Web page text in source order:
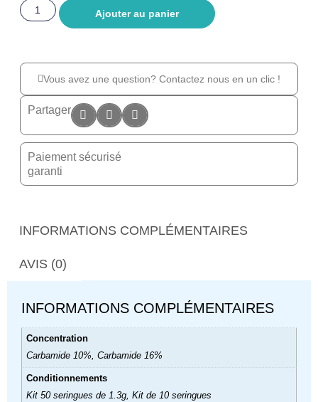
Ajouter au panier
Vous avez une question? Contactez nous en un clic !
Partager
Paiement sécurisé
garanti
INFORMATIONS COMPLÉMENTAIRES
AVIS (0)
INFORMATIONS COMPLÉMENTAIRES
Concentration
Carbamide 10%, Carbamide 16%
Conditionnements
Kit 50 seringues de 1.3g, Kit de 10 seringues